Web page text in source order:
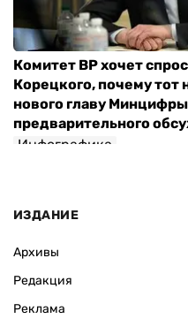
Комитет ВР хочет
Корецкого, почему тот
нового главу
предварительного
Инфографика
ИЗДАНИЕ
Архивы
Редакция
Реклама